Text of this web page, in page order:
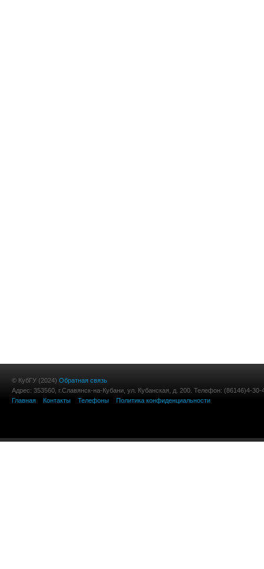
© КубГУ (2024) Обратная связь
Адрес: 353560, г.Славянск-на-Кубани, ул. Кубанская, д. 200. Телефон: (86146)4-30-
Главная
Контакты Телефоны Политика конфиденциальности